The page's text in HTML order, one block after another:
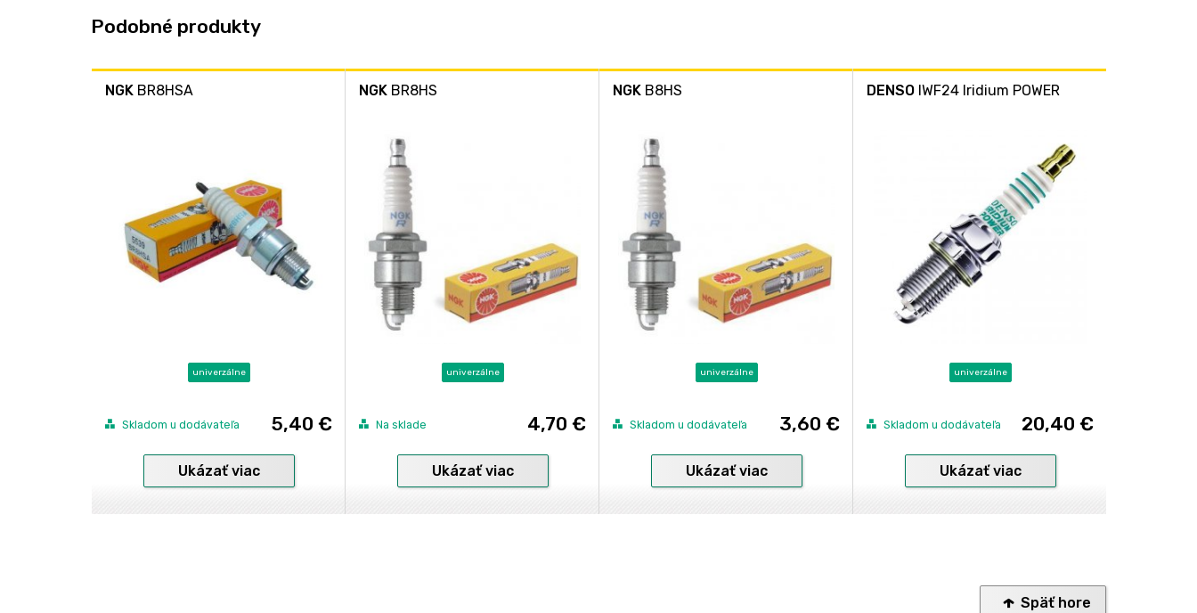
Podobné produkty
NGK BR8HSA
univerzálne
Skladom u dodávateľa 5,40 €
Ukázať viac
NGK BR8HS
univerzálne
Na sklade 4,70 €
Ukázať viac
NGK B8HS
univerzálne
Skladom u dodávateľa 3,60 €
Ukázať viac
DENSO IWF24 Iridium POWER
univerzálne
Skladom u dodávateľa 20,40 €
Ukázať viac
Späť hore